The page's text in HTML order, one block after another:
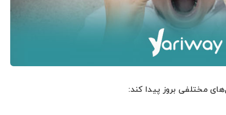
مختلفی بروز پیدا کند: